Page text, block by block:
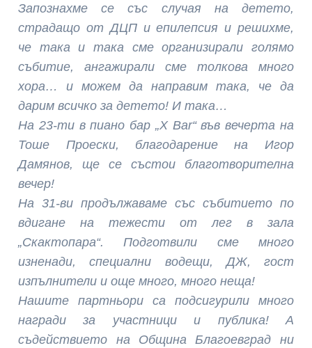
Запознахме се със случая на детето,
страдащо от ДЦП и епилепсия и решихме,
че така и така сме организирали голямо
събитие, ангажирали сме толкова много
хора… и можем да направим така, че да
дарим всичко за детето! И така…
На 23-ти в пиано бар „X Bar“ във вечерта на
Тоше Проески, благодарение на Игор
Дамянов, ще се състои благотворителна
вечер!
На 31-ви продължаваме със събитието по
вдигане на тежести от лег в зала
„Скактопара“. Подготвили сме много
изненади, специални водещи, ДЖ, гост
изпълнители и още много, много неща!
Нашите партньори са подсигурили много
награди за участници и публика! А
съдействието на Община Благоевград ни